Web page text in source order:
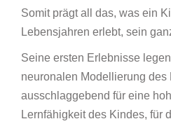
Somit prägt all das, was ein
Lebensjahren erlebt, sein
Seine ersten Erlebnisse
neuronalen Modellierung des
ausschlaggebend für eine
Lernfähigkeit des Kindes, für